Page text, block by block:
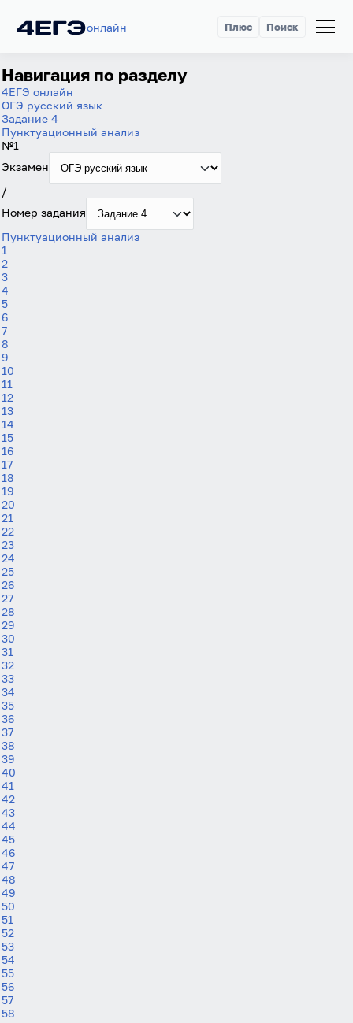
онлайн Плюс Поиск
Навигация по разделу
4ЕГЭ онлайн
ОГЭ русский язык
Задание 4
Пунктуационный анализ
№1
Экзамен
/
Номер задания
Пунктуационный анализ
1
2
3
4
5
6
7
8
9
10
11
12
13
14
15
16
17
18
19
20
21
22
23
24
25
26
27
28
29
30
31
32
33
34
35
36
37
38
39
40
41
42
43
44
45
46
47
48
49
50
51
52
53
54
55
56
57
58